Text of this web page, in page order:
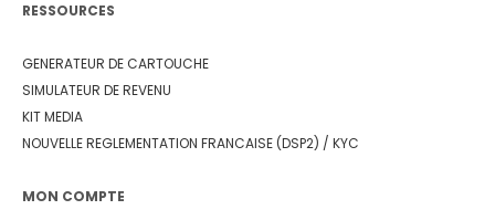
RESSOURCES
GENERATEUR DE CARTOUCHE
SIMULATEUR DE REVENU
KIT MEDIA
NOUVELLE REGLEMENTATION FRANCAISE (DSP2) / KYC
MON COMPTE